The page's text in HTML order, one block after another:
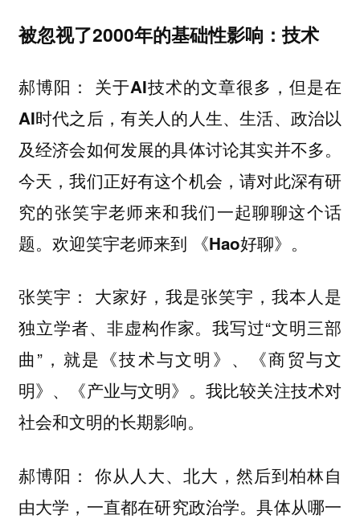
被忽视了2000年的基础性影响：技术
郝博阳： 关于AI技术的文章很多，但是在
AI时代之后，有关人的人生、生活、政治以
及经济会如何发展的具体讨论其实并不多。
今天，我们正好有这个机会，请对此深有研
究的张笑宇老师来和我们一起聊聊这个话
题。欢迎笑宇老师来到 《Hao好聊》。
张笑宇：
大家好，我是张笑宇，我本人是
独立学者、非虚构作家。我写过“文明三部
曲”，就是《技术与文明》、《商贸与文
明》、《产业与文明》。我比较关注技术对
社会和文明的长期影响。
郝博阳： 你从人大、北大，然后到柏林自
由大学，一直都在研究政治学。具体从哪一